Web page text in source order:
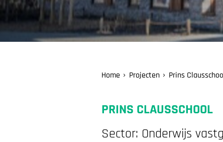
Home Projecten Prins Clausschool
PRINS CLAUSSCHOOL
Sector: Onderwijs